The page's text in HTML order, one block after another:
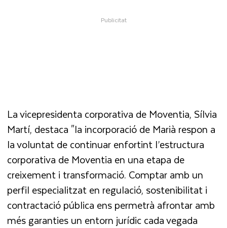
La vicepresidenta corporativa de Moventia, Sílvia
Martí, destaca "la incorporació de Marià respon a
la voluntat de continuar enfortint l’estructura
corporativa de Moventia en una etapa de
creixement i transformació. Comptar amb un
perfil especialitzat en regulació, sostenibilitat i
contractació pública ens permetrà afrontar amb
més garanties un entorn jurídic cada vegada